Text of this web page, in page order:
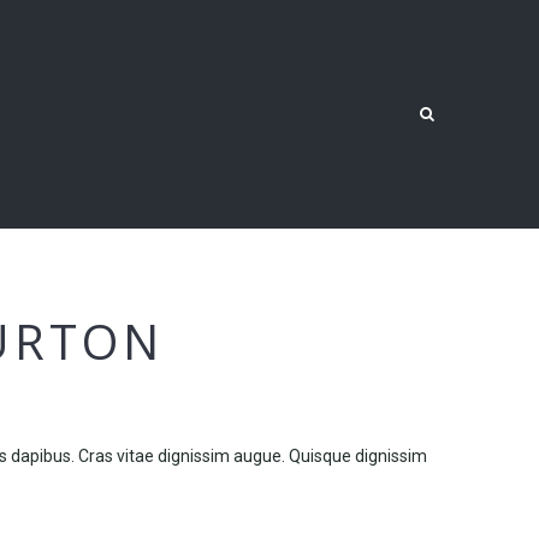
Cras vitae dignissim augue. Quisque dignissim